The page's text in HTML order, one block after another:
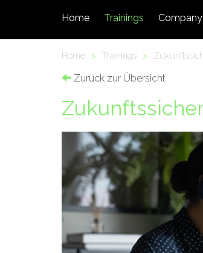
Home Trainings
Home > Trainings >
Zurück zur Übersicht